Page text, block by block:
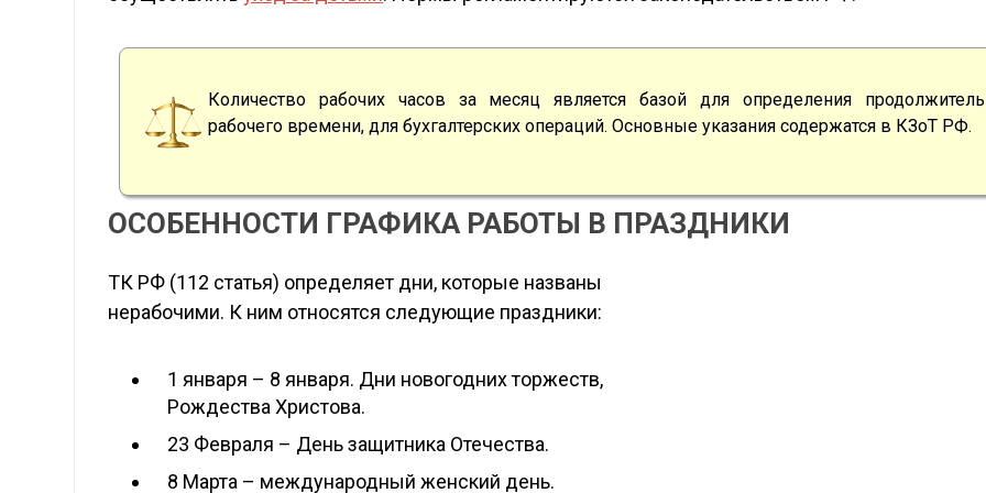
Количество рабочих часов за месяц является базой для определения
рабочего времени, для бухгалтерских операций. Основные указания содержатся в КЗоТ РФ.
ОСОБЕННОСТИ ГРАФИКА РАБОТЫ В ПРАЗДНИКИ
ТК РФ (112 статья) определяет дни, которые названы
нерабочими. К ним относятся следующие праздники:
1 января – 8 января. Дни новогодних торжеств,
Рождества Христова.
23 Февраля – День защитника Отечества.
8 Марта – международный женский день.